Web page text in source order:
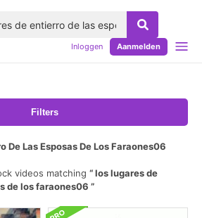
Inloggen Aanmelden
Filters
De Las Esposas De Los Faraones06
videos matching
los lugares de
de los faraones06